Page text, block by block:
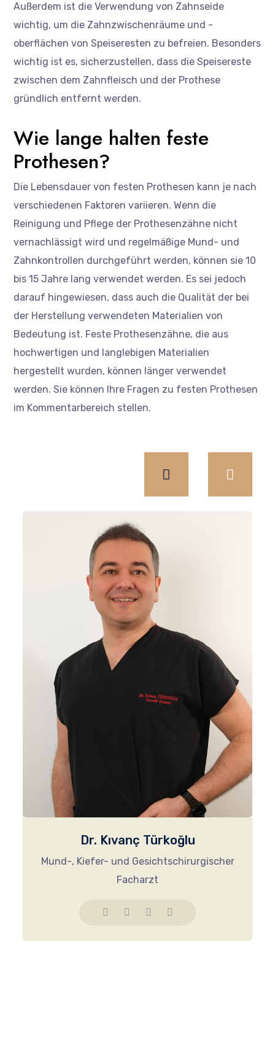
Außerdem ist die Verwendung von Zahnseide
wichtig, um die Zahnzwischenräume und -
oberflächen von Speiseresten zu befreien. Besonders
wichtig ist es, sicherzustellen, dass die Speisereste
zwischen dem Zahnfleisch und der Prothese
gründlich entfernt werden.
Wie lange halten feste
Prothesen?
Die Lebensdauer von festen Prothesen kann je nach
verschiedenen Faktoren variieren. Wenn die
Reinigung und Pflege der Prothesenzähne nicht
vernachlässigt wird und regelmäßige Mund- und
Zahnkontrollen durchgeführt werden, können sie 10
bis 15 Jahre lang verwendet werden. Es sei jedoch
darauf hingewiesen, dass auch die Qualität der bei
der Herstellung verwendeten Materialien von
Bedeutung ist. Feste Prothesenzähne, die aus
hochwertigen und langlebigen Materialien
hergestellt wurden, können länger verwendet
werden. Sie können Ihre Fragen zu festen Prothesen
im Kommentarbereich stellen.
Dr. Kıvanç Türkoğlu
Mund-, Kiefer- und Gesichtschirurgischer
Facharzt